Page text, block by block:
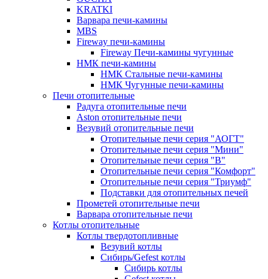
KRATKI
Варвара печи-камины
MBS
Fireway печи-камины
Fireway Печи-камины чугунные
НМК печи-камины
НМК Стальные печи-камины
НМК Чугунные печи-камины
Печи отопительные
Радуга отопительные печи
Aston отопительные печи
Везувий отопительные печи
Отопительные печи серия "АОГТ"
Отопительные печи серия "Мини"
Отопительные печи серия "В"
Отопительные печи серия "Комфорт"
Отопительные печи серия "Триумф"
Подставки для отопительных печей
Прометей отопительные печи
Варвара отопительные печи
Котлы отопительные
Котлы твердотопливные
Везувий котлы
Сибирь/Gefest котлы
Сибирь котлы